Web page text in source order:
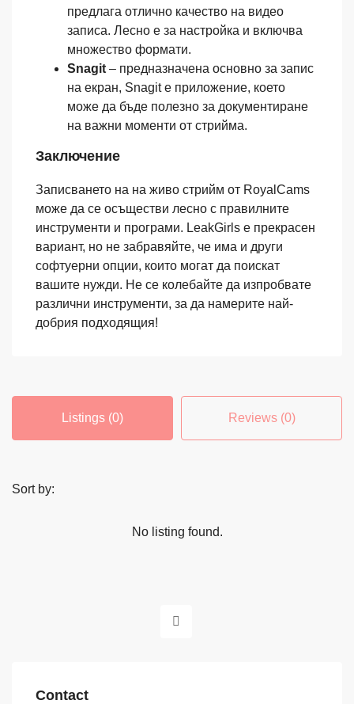
предлага отлично качество на видео
записа. Лесно е за настройка и включва
множество формати.
Snagit – предназначена основно за запис
на екран, Snagit е приложение, което
може да бъде полезно за документиране
на важни моменти от стрийма.
Заключение
Записването на на живо стрийм от RoyalCams
може да се осъществи лесно с правилните
инструменти и програми. LeakGirls е прекрасен
вариант, но не забравяйте, че има и други
софтуерни опции, които могат да поискат
вашите нужди. Не се колебайте да изпробвате
различни инструменти, за да намерите най-
добрия подходящия!
Listings (0) Reviews (0)
Sort by:
No listing found.
Contact